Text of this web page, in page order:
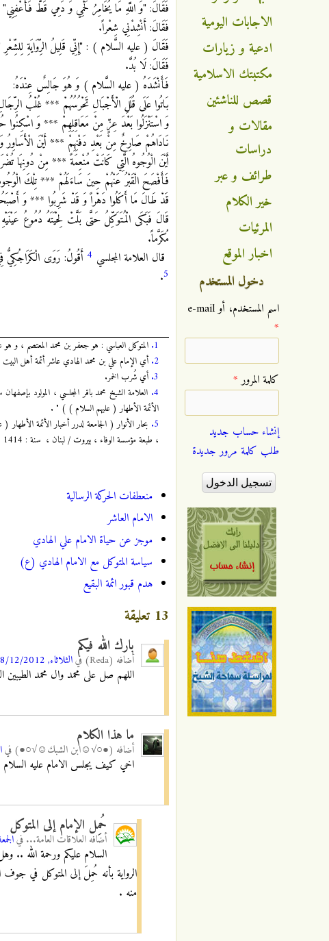
فَقَالَ: "وَ اللَّهِ مَا يُخَامِرُ لَحْمِي وَ دَمِي قَطُّ
فَقَالَ: أَنْشِدْنِي شِعْراً.
فَقَالَ ( عليه السَّلام ) : "إِنِّي قَلِيلُ الرِّوَايَةِ
فَقَالَ: لَا بُدَّ.
فَأَنْشَدَهُ ( عليه السَّلام ) وَ هُوَ جَالِسٌ عِنْدَهُ:
بَاتُوا عَلَى قُلَلِ الْأَجْبَالِ تَحْرُسُهُمْ *** غُلْبُ
وَ اسْتَنْزَلُوا بَعْدَ عِزٍّ مِنْ مَعَاقِلِهِمْ *** وَ اسْكِنُوا
نَادَاهُمْ صَارِخٌ مِنْ بَعْدِ دَفْنِهِمْ *** أَيْنَ الْأَسَاوِرُ وَ
أَيْنَ الْوُجُوهُ الَّتِي كَانَتْ مُنْعِمَةً *** مِنْ دُونِهَا
فَأَفْصَحَ الْقَبْرُ عَنْهُمْ حِينَ سَاءَلَهُمْ *** تِلْكَ الْوُجُوهُ
قَدْ طَالَ مَا أَكَلُوا دَهْراً وَ قَدْ شَرِبُوا *** وَ
قَالَ فَبَكَى الْمُتَوَكِّلُ حَتَّى بَلَّتْ لِحْيَتَهُ دُمُوعُ
مُكَرَّماً.
قال العلامة المجلسي 4 أَقُولُ: رَوَى
5
.
1. المتوكل العباسي : هو جعفر بن محمد المعتصم ، و هو عاشر حُكام بني العباس ، وُلد سنة
2. أي الإمام علي بن محمد الهادي عاشر أئمة أهل
3. أي شُرب الخمر.
4.
الأئمة الأطهار ( عليهم السلام ) ) " .
5.
، طبعة مؤسسة الوفاء ، بيروت / لبنان ، سنة : 1414 هجرية .
منعطفات الحركة الرسالية
الامام العاشر
موجز عن حياة الامام علي الهادي
سياسة المتوكل مع الامام الهادي (ع)
هدم قبور ائمة البقيع
13 تعليقة
بارك الله فيكم
أضافه (Reda) فيالثلاثاء, 18/12/2012 - 02:56
اللهم صل على محمد وال محمد الطيبين
ما هذا الكلام
أضافه (●○√☺ابن الشبك☺√○●) في
اخي كيف يجلس الامام عليه السلام
حُمِل الإمام إلى المتوكل
أضافه العلاقات العامة... فيالجمعة, 08/03/
السلام علیکم ورحمة الله ..
الرواية بأنه حُمِلَ إلى المتوكل في
منه .
الاجابات اليومية
ادعية و زيارات
مكتبتك الاسلامية
قصص للناشئين
مقالات و
دراسات
طرائف و عبر
خير الكلام
المرئيات
اخبار الموقع
دخول المستخدم
‏اسم المستخدم، أو e-mail
*
‏كلمة المرور ‏*
إنشاء حساب جديد
طلب كلمة مرور جديدة